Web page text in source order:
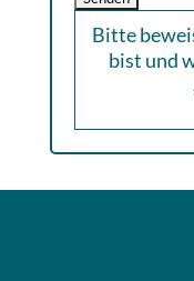
Bitte
bist und